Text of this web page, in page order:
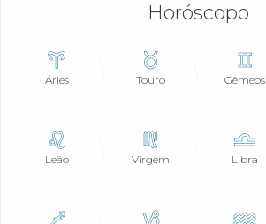
Horóscopo
Áries Touro Gêmeos
Leão Virgem Libra